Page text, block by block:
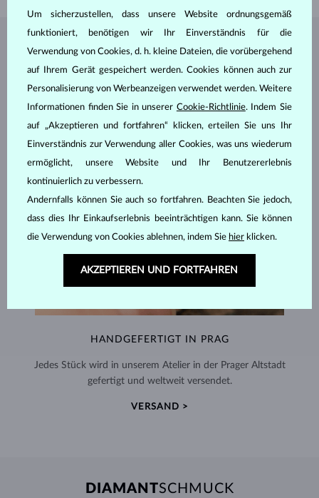
SCHMUCK AUS DEMKLENOTA ATELIER
HANDGEFERTIGT IN PRAG
Jedes Stück wird in unserem Atelier in der Prager Altstadt
gefertigt und weltweit versendet.
VERSAND >
DIAMANTSCHMUCK
Um sicherzustellen, dass unsere Website ordnungsgemäß
funktioniert, benötigen wir Ihr Einverständnis für die
Verwendung von Cookies, d. h. kleine Dateien, die vorübergehend
auf Ihrem Gerät gespeichert werden. Cookies können auch zur
Personalisierung von Werbeanzeigen verwendet werden. Weitere
Informationen finden Sie in unserer Cookie-Richtlinie. Indem Sie
auf „Akzeptieren und fortfahren“ klicken, erteilen Sie uns Ihr
Einverständnis zur Verwendung aller Cookies, was uns wiederum
ermöglicht, unsere Website und Ihr Benutzererlebnis
kontinuierlich zu verbessern.
Andernfalls können Sie auch so fortfahren. Beachten Sie jedoch,
dass dies Ihr Einkaufserlebnis beeinträchtigen kann. Sie können
die Verwendung von Cookies ablehnen, indem Sie hier klicken.
AKZEPTIEREN UND FORTFAHREN